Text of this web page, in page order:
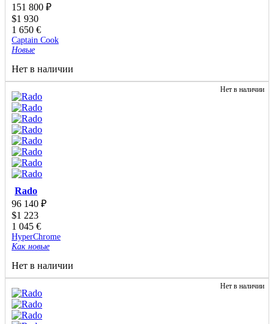
151 800 ₽
$1 930
1 650 €
Captain Cook
Новые
Нет в наличии
Нет в наличии
Rado
96 140 ₽
$1 223
1 045 €
HyperChrome
Как новые
Нет в наличии
Нет в наличии